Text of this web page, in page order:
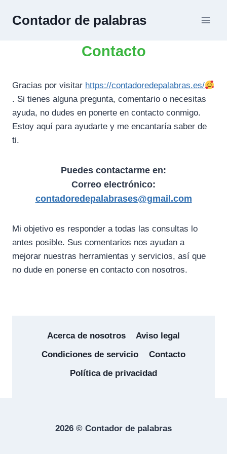
Contador de palabras
Contacto
Gracias por visitar https://contadoredepalabras.es/
. Si tienes alguna pregunta, comentario o necesitas
ayuda, no dudes en ponerte en contacto conmigo.
Estoy aquí para ayudarte y me encantaría saber de
ti.
Puedes contactarme en:
Correo electrónico:
contadoredepalabrases@gmail.com
Mi objetivo es responder a todas las consultas lo
antes posible. Sus comentarios nos ayudan a
mejorar nuestras herramientas y servicios, así que
no dude en ponerse en contacto con nosotros.
Acerca de nosotros
Aviso legal
Condiciones de servicio
Contacto
Política de privacidad
2026 © Contador de palabras